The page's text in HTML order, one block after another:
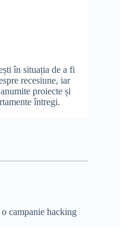
în situația de a fi
recesiune, iar
proiecte și
întregi.